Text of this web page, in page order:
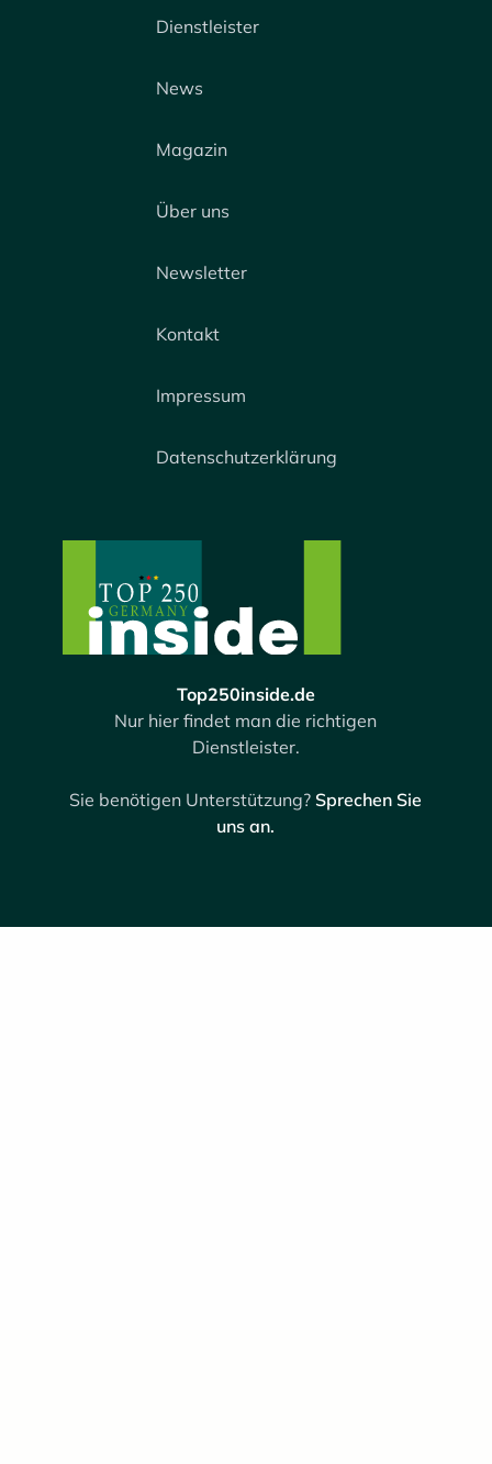
Dienstleister
News
Magazin
Über uns
Newsletter
Kontakt
Impressum
Datenschutzerklärung
Top250inside.de
Nur hier findet man die richtigen
Dienstleister.
Sie benötigen Unterstützung? Sprechen Sie
uns an.